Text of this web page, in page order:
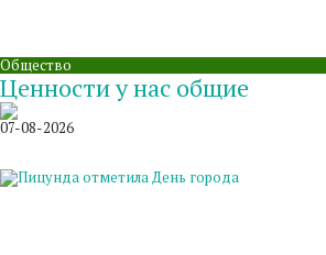
Общество
Ценности у нас общие
07-08-2026